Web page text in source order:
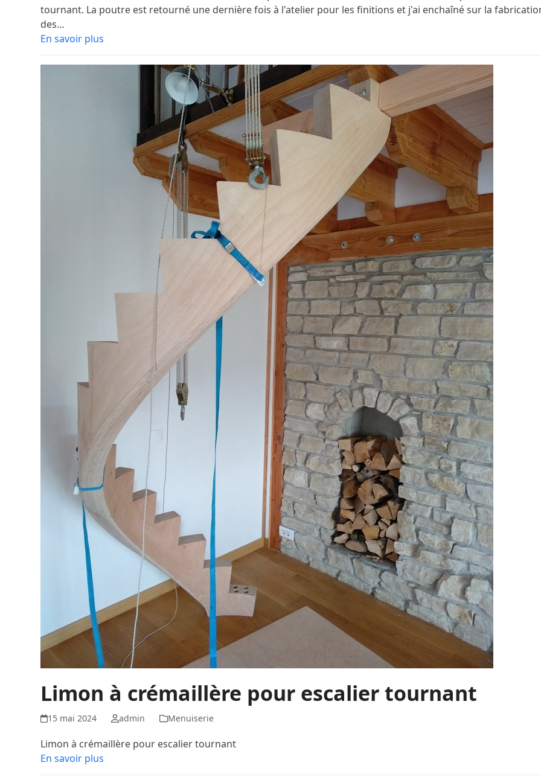
tournant. La poutre est retourné une dernière fois à l'atelier pour les finitions et j'ai enchaîné sur la
des…
En savoir plus
Limon à crémaillère pour escalier tournant
15 mai 2024 admin Menuiserie
Limon à crémaillère pour escalier tournant
En savoir plus